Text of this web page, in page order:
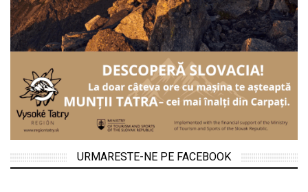
URMARESTE-NE PE FACEBOOK